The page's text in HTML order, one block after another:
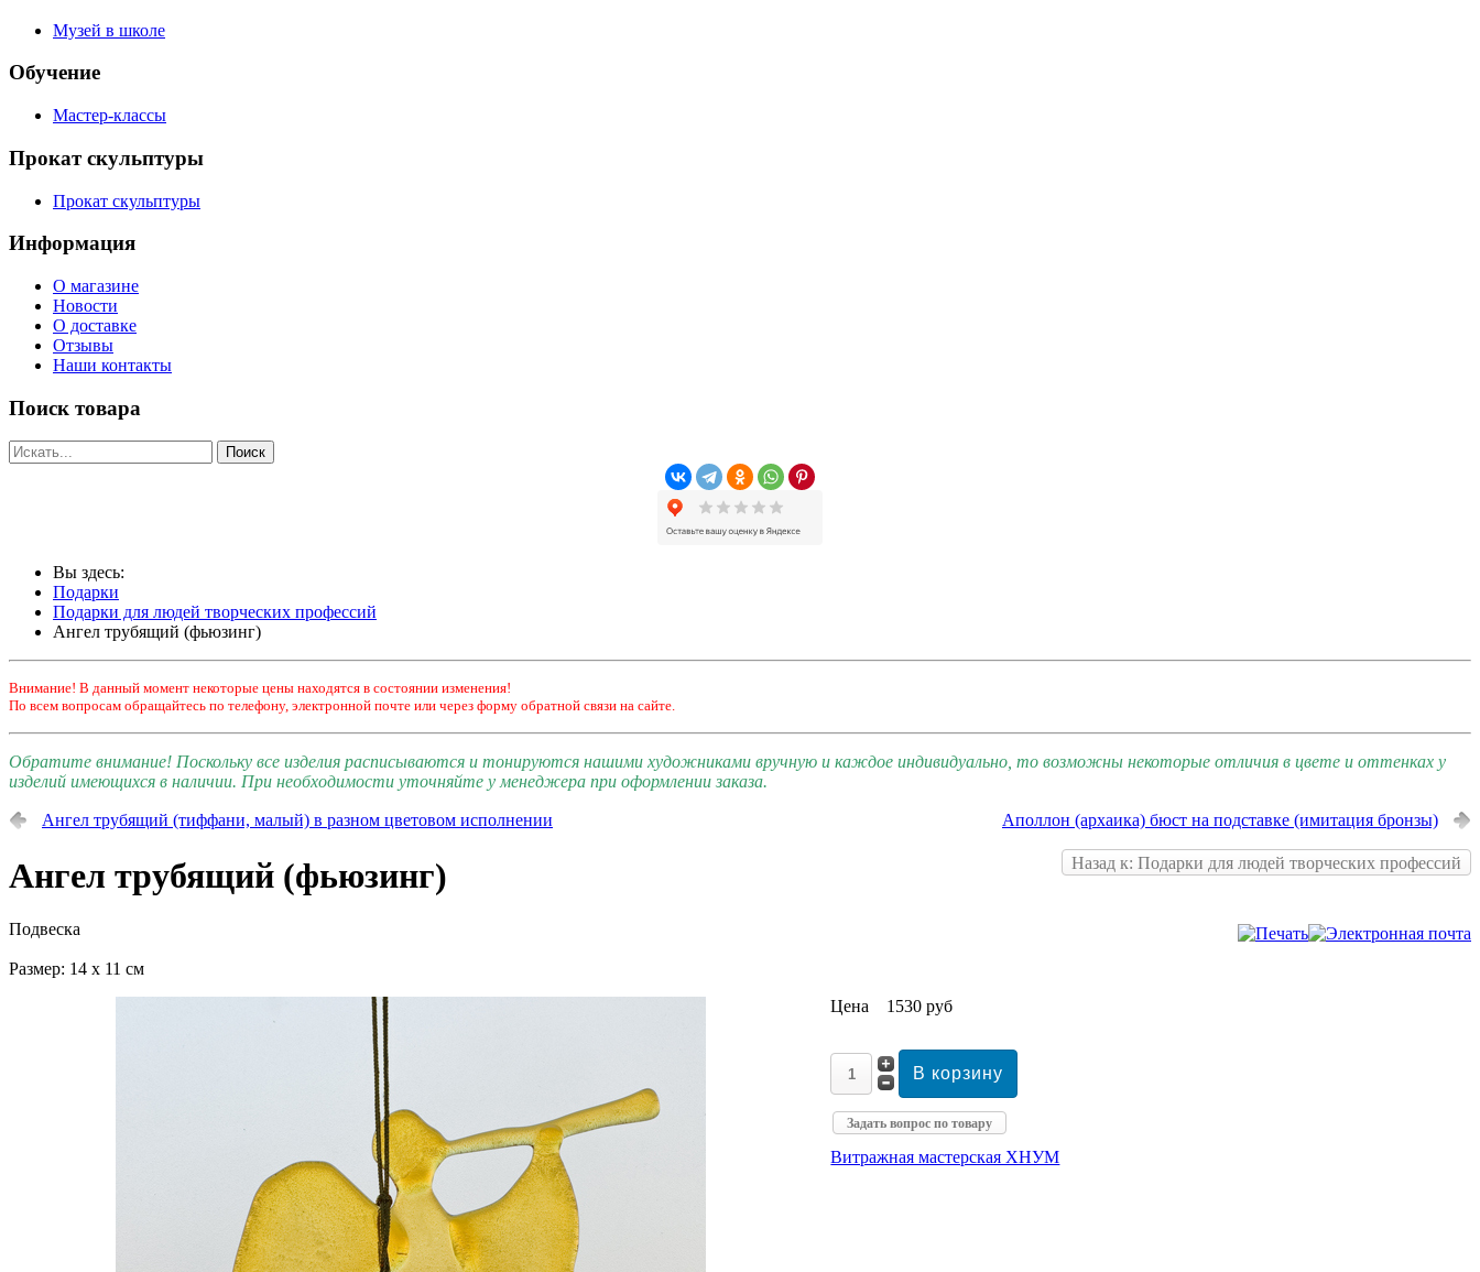
Музей в школе
Обучение
Мастер-классы
Прокат скульптуры
Прокат скульптуры
Информация
О магазине
Новости
О доставке
Отзывы
Наши контакты
Поиск товара
Вы здесь:
Подарки
Подарки для людей творческих профессий
Ангел трубящий (фьюзинг)
Внимание! В данный момент некоторые цены находятся в состоянии изменения!
По всем вопросам обращайтесь по телефону, электронной почте или через форму обратной связи на сайте.
Обратите внимание! Поскольку все изделия расписываются и тонируются нашими художниками вручную и каждое индивидуально, то возможны некоторые отличия в цвете и оттенках у
изделий имеющихся в наличии. При необходимости уточняйте у менеджера при оформлении заказа.
Ангел трубящий (тиффани, малый) в разном цветовом исполнении Аполлон (архаика) бюст на подставке (имитация бронзы)
Назад к: Подарки для людей творческих профессий
Ангел трубящий (фьюзинг)
Подвеска
Размер: 14 х 11 см
Цена
1530 руб
Задать вопрос по товару
Витражная мастерская ХНУМ